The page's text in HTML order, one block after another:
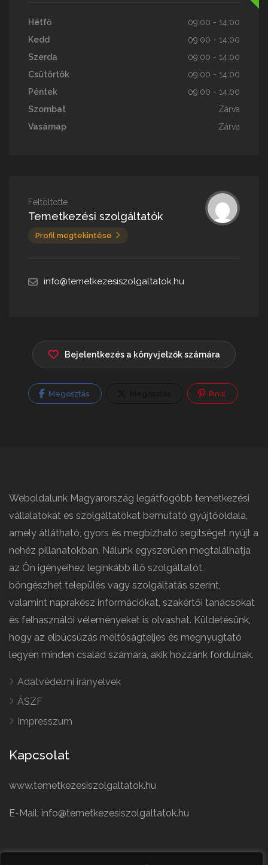
Hétfő
09:00 - 14:00
Kedd
09:00 - 14:00
Szerda
09:00 - 14:00
Csütörtök
09:00 - 14:00
Péntek
09:00 - 14:00
Szombat
Zárva
Vasárnap
Zárva
Feltöltötte
Temetkezési szolgáltatók
Profil megtekintése
info@temetkezesiszolgaltatok.hu
Bejelentkezés a könyvjelzők számára
Megosztás Pin It
Weboldalunk Magyarország legátfogóbb temetkezési
vállalatokat és szolgáltatókat bemutató gyűjtőoldala,
amely átlátható, gyors és megbízható segítséget nyújt a
nehéz pillanatokban. Nálunk egyszerűen megtalálhatja
az Ön igényeihez leginkább illő szolgáltatót,
böngészhet település vagy szolgáltatás szerint,
valamint naprakész információkat, szakértői tanácsokat
és felhasználói véleményeket is olvashat. Küldetésünk,
hogy az elbúcsúzás méltóságteljes és megnyugtató
legyen minden család számára, akik hozzánk fordulnak.
Adatvédelmi irányelvek
ÁSZF
Impresszum
Kapcsolat
www.temetkezesiszolgaltatok.hu
E-Mail: info@temetkezesiszolgaltatok.hu